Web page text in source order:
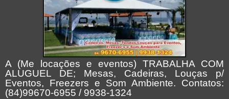
A (Me locações e eventos) TRABALHA COM
ALUGUEL DE; Mesas, Cadeiras, Louças p/
Eventos, Freezers e Som Ambiente. Contatos:
(84)99670-6955 / 9938-1324